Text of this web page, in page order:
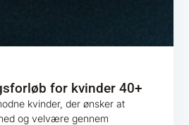
for kvinder 40+
kvinder, der ønsker at
og velvære gennem